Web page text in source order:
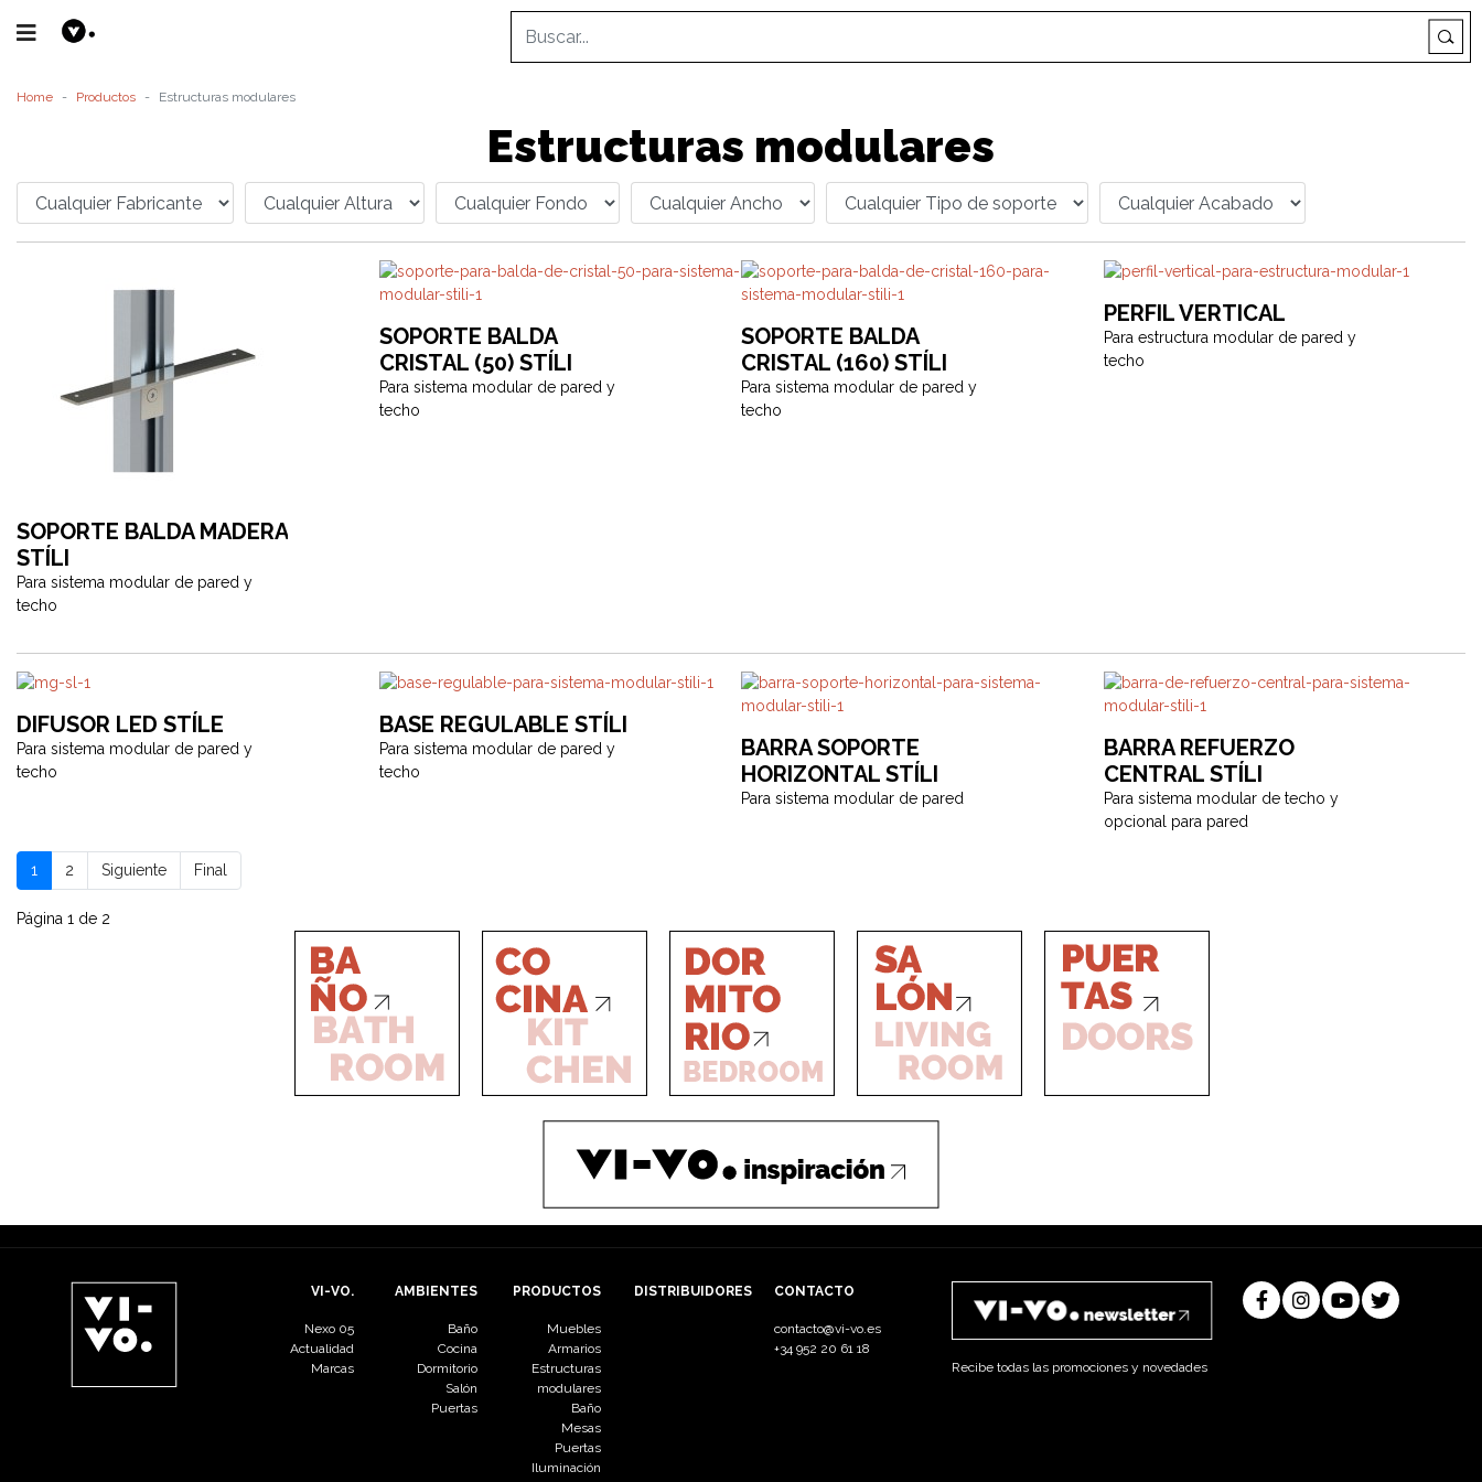
Home Productos Estructuras modulares
Estructuras modulares
SOPORTE BALDA MADERA
STÍLI
Para sistema modular de pared y
techo
SOPORTE BALDA
CRISTAL (50) STÍLI
Para sistema modular de pared y
techo
SOPORTE BALDA
CRISTAL (160) STÍLI
Para sistema modular de pared y
techo
PERFIL VERTICAL
Para estructura modular de pared y
techo
DIFUSOR LED STÍLE
Para sistema modular de pared y
techo
BASE REGULABLE STÍLI
Para sistema modular de pared y
techo
BARRA SOPORTE
HORIZONTAL STÍLI
Para sistema modular de pared
BARRA REFUERZO
CENTRAL STÍLI
Para sistema modular de techo y
opcional para pared
1 2 Siguiente Final
Página 1 de 2
VI-VO.
Nexo 05
Actualidad
Marcas
AMBIENTES
Baño
Cocina
Dormitorio
Salón
Puertas
PRODUCTOS
Muebles
Armarios
Estructuras
modulares
Baño
Mesas
Puertas
Iluminación
DISTRIBUIDORES CONTACTO
contacto@vi-vo.es
+34 952 20 61 18
Recibe todas las promociones y novedades